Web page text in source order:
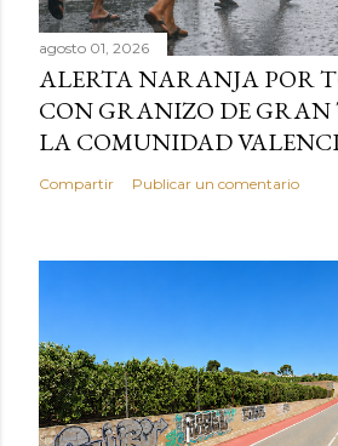
agosto 01, 2026
ALERTA NARANJA POR
CON GRANIZO DE
LA COMUNIDAD
Compartir Publicar un comentario